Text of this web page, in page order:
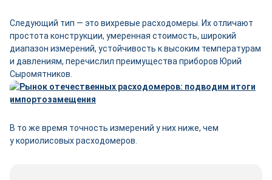
Следующий тип ― это вихревые расходомеры. Их отличают
простота конструкции, умеренная стоимость, широкий
диапазон измерений, устойчивость к высоким температурам
и давлениям, перечислил преимущества приборов Юрий
Сыромятников.
В то же время точность измерений у них ниже, чем
у кориолисовых расходомеров.